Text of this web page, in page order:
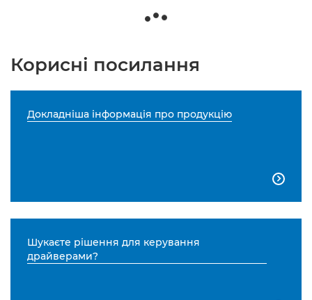
Корисні посилання
Докладніша інформація про продукцію

Шукаєте рішення для керування
драйверами?